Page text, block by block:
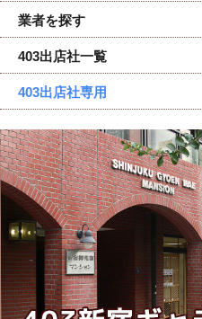
業者を探す
403出店社一覧
403出店社専用